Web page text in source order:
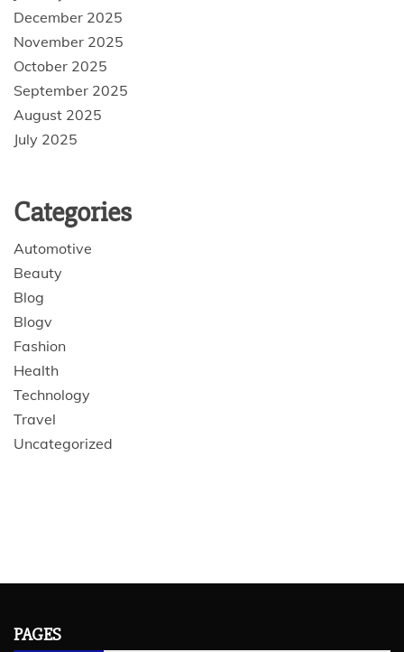
December 2025
November 2025
October 2025
September 2025
August 2025
July 2025
Categories
Automotive
Beauty
Blog
Blogv
Fashion
Health
Technology
Travel
Uncategorized
PAGES